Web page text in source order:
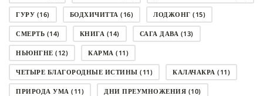
ГУРУ (16) БОДХИЧИТТА (16) ЛОДЖОНГ (15)
СМЕРТЬ (14) КНИГА (14) САГА ДАВА (13)
НЬЮНГНЕ (12) КАРМА (11)
ЧЕТЫРЕ БЛАГОРОДНЫЕ ИСТИНЫ (11) КАЛАЧАКРА (11)
ПРИРОДА УМА (11) ДНИ ПРЕУМНОЖЕНИЯ (10)